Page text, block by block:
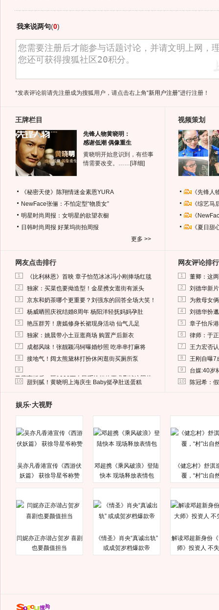
我来说两句(0)
*发表评论前请先注册成为搜狐用户，请点击右上角“新用户注册”进行注册！
王牌栏目
先锋人物黄晓明：
感谢低潮 偶像重生
黄晓明开始意识到，有些事
情需要改变。…… [详细]
《秘密天使》陈翔情迷金素恩YURA
NewFace张俪：不怕定型“物质女”
明星时尚周报：女明星的欲望衣橱
日韩时尚周报 好莱坞街拍周报
更多 >>
视频策划
《先锋
《综艺
《
《夏日
网友点击排行
1 《比利林恩》首映 章子怡范冰冰冯小刚捧场红毯
2 独家：买菜也要拗造型！金星携女逛街有派头
3 京东和奶茶哪个更重要？刘强东的回答全场大笑！
4 杨威晒照庆祝结婚8周年 杨阳洋轻抚妈妈孕肚
5 艳压群芳！唐嫣修身长裙现身活动 仙气儿足
6 独家：姚晨带小土豆逛商场 购置产后新衣
7 成都风味！张靓颖冯轲曝婚纱照 吃串串打麻将
8 接地气！阔太熊黛林打扮休闲逛街买厕所泵
9
马蓉离婚后，砸1000万人民币给媒体要求删掉这照片
10 甜到腻！黄晓明上海庆生 Baby挺孕肚送蛋糕
网友评论排行
1 董卿：这
2 刘德华新
3 为救母女
4 刘德华扮
5 章子怡斥
6 律师：于
7 王力宏否
8 王刚自曝7
9 台媒:40岁
10 陈冠希：
娱乐·大视野
吴亦凡香港宣传《西游伏
妖篇》 获徐导星爷称赞
邓超携《乘风破浪》登陆
快本 现场释放表情包
《健忘村》舒淇
覆，“村”出自
闫妮亦正亦谐占贺岁 喜剧
也要颜值担当
《情圣》肖央“真诚出轨”
或成贺岁档爆款帝
解读邓超新身份
师》投资人 不